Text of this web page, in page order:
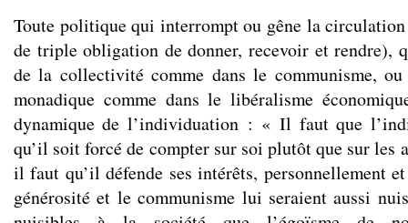
Toute politique qui interrompt ou gêne la
de triple obligation de donner, recevoir et rendre),
de la collectivité comme dans le communisme,
monadique comme dans le libéralisme
dynamique de l’individuation : « Il faut que
qu’il soit forcé de compter sur soi plutôt que sur les
il faut qu’il défende ses intérêts, personnellement et
générosité et le communisme lui seraient aussi